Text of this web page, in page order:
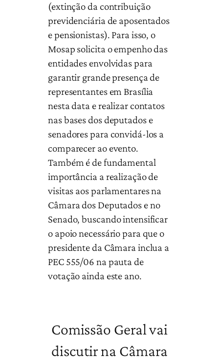
(extinção da contribuição
previdenciária de aposentados
e pensionistas). Para isso, o
Mosap solicita o empenho das
entidades envolvidas para
garantir grande presença de
representantes em Brasília
nesta data e realizar contatos
nas bases dos deputados e
senadores para convidá-los a
comparecer ao evento.
Também é de fundamental
importância a realização de
visitas aos parlamentares na
Câmara dos Deputados e no
Senado, buscando intensificar
o apoio necessário para que o
presidente da Câmara inclua a
PEC 555/06 na pauta de
votação ainda este ano.
Comissão Geral vai
discutir na Câmara